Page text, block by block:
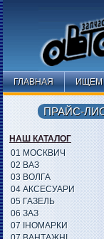
ГЛАВНАЯ ИЩЕМ
ПРАЙС-
НАШ КАТАЛОГ
01 МОСКВИЧ
02 ВАЗ
03 ВОЛГА
04 АКСЕСУАРИ
05 ГАЗЕЛЬ
06 ЗАЗ
07 ІНОМАРКИ